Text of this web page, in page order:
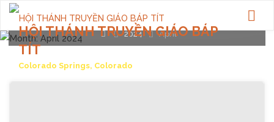
HỘI THÁNH TRUYỀN GIÁO BÁP
TÍT
Colorado Springs, Colorado
Home2024 April